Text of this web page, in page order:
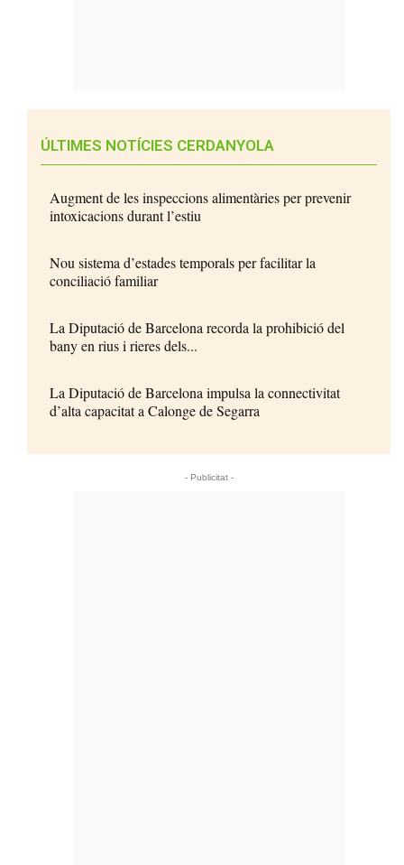
ÚLTIMES NOTÍCIES CERDANYOLA
Augment de les inspeccions alimentàries per prevenir
intoxicacions durant l’estiu
Nou sistema d’estades temporals per facilitar la
conciliació familiar
La Diputació de Barcelona recorda la prohibició del
bany en rius i rieres dels...
La Diputació de Barcelona impulsa la connectivitat
d’alta capacitat a Calonge de Segarra
- Publicitat -